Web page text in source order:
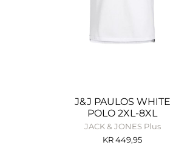
J&J PAULOS WHITE
POLO 2XL-8XL
JACK & JONES Plus
KR449,95